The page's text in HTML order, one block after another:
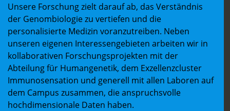
Unsere Forschung zielt darauf ab, das Verständnis
der Genombiologie zu vertiefen und die
personalisierte Medizin voranzutreiben. Neben
unseren eigenen Interessengebieten arbeiten wir in
kollaborativen Forschungsprojekten mit der
Abteilung für Humangenetik, dem Exzellenzcluster
Immunosensation und generell mit allen Laboren auf
dem Campus zusammen, die anspruchsvolle
hochdimensionale Daten haben.